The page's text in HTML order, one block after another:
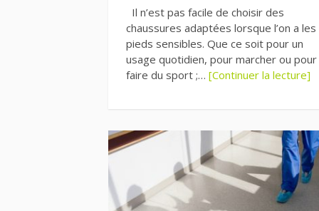
Il n’est pas facile de choisir des
chaussures adaptées lorsque l’on a les
pieds sensibles. Que ce soit pour un
usage quotidien, pour marcher ou pour
faire du sport ;… [Continuer la lecture]